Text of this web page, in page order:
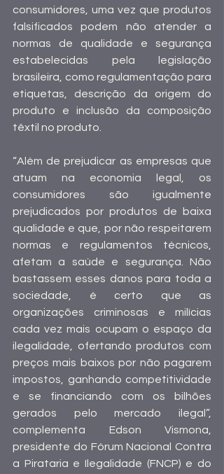
consumidores, uma vez que produtos
falsificados podem não atender a
normas de qualidade e segurança
estabelecidas pela legislação
brasileira, como regulamentação para
etiquetas, descrição da origem do
produto e inclusão da composição
têxtil no produto.
“Além de prejudicar as empresas que
atuam na economia legal, os
consumidores são igualmente
prejudicados por produtos de baixa
qualidade e que, por não respeitarem
normas e regulamentos técnicos,
afetam a saúde e segurança. Não
bastassem esses danos para toda a
sociedade, é certo que as
organizações criminosas e milícias
cada vez mais ocupam o espaço da
ilegalidade, ofertando produtos com
preços mais baixos por não pagarem
impostos, ganhando competitividade
e se financiando com os bilhões
gerados pelo mercado ilegal”,
complementa Edson Vismona,
presidente do Fórum Nacional Contra
a Pirataria e Ilegalidade (FNCP) e do